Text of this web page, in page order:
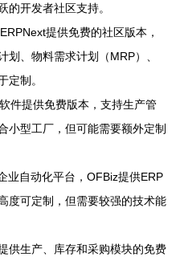
的开发者社区支持。
提供免费的社区版本，
、物料需求计划（MRP）、
定制。
件提供免费版本，支持生产管
小型工厂，但可能需要额外定制
业自动化平台，OFBiz提供ERP
度可定制，但需要较强的技术能
供生产、库存和采购模块的免费